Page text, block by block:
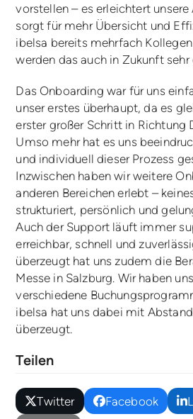
vorstellen – es erleichtert
sorgt für mehr Übersicht und
ibelsa bereits mehrfach
werden das auch in Zukunft sehr
Das Onboarding war für uns
unser erstes überhaupt, da es
erster großer Schritt in Richtung
Umso mehr hat es uns
und individuell dieser Prozess
Inzwischen haben wir weitere
anderen Bereichen erlebt –
strukturiert, persönlich und
Auch der Support läuft immer
erreichbar, schnell und
überzeugt hat uns zudem die
Messe in Salzburg. Wir haben
verschiedene
ibelsa hat uns dabei mit
überzeugt.
Teilen
Twitter Facebook